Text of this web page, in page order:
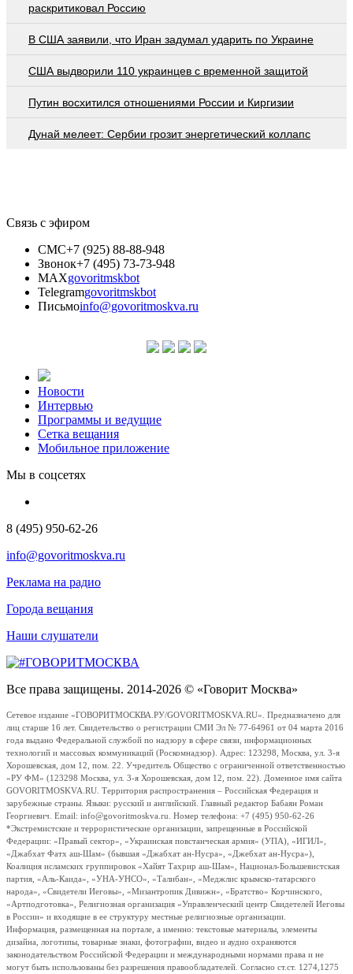
раскритиковал Россию
В США заявили, что Иран задумал ударить по Украине
США выдворили 110 украинцев с временной защитой
Путин восхитился отношениями России и Киргизии
Дунай мелеет: Сербии грозит энергетический коллапс
Связь с эфиром
СМС+7 (925) 88-88-948
Звонок+7 (495) 73-73-948
MAXgovoritmskbot
Telegramgovoritmskbot
Письмоinfo@govoritmoskva.ru
Новости
Интервью
Программы и ведущие
Сетка вещания
Мобильное приложение
Мы в соцсетях
8 (495) 950-62-26
info@govoritmoskva.ru
Реклама на радио
Города вещания
Наши слушатели
Все права защищены. 2014-2026 © «Говорит Москва»
Сетевое издание «ГОВОРИТМОСКВА.РУ/GOVORITMOSKVA.RU». Предназначено для
лиц старше 16 лет. Свидетельство о регистрации СМИ Эл № 77-64961 от 04 марта 2016
года выдано Федеральной службой по надзору в сфере связи, информационных
технологий и массовых коммуникаций (Роскомнадзор). Адрес: 123298, Москва, ул. 3-я
Хорошевская, дом 12, пом. 22. Учредитель Общество с ограниченной ответственностью
«РУ ФМ» (123298 Москва, ул. 3-я Хорошевская, дом 12, пом. 22). Доменное имя сайта
GOVORITMOSKVA.RU. Территория распространения – Российская Федерация и
зарубежные страны. Языки: русский и английский. Главный редактор Бабаян Роман
Георгиевич. Email: info@govoritmoskva.ru. Номер телефона: +7 (495) 950-62-26
*Экстремистские и террористические организации, запрещенные в Российской
Федерации: «Правый сектор», «Украинская повстанческая армия» (УПА), «ИГИЛ»,
«Джабхат Фатх аш-Шам» (бывшая «Джабхат ан-Нусра», «Джебхат ан-Нусра»),
Коалиция исламских группировок «Хайят Тахрир аш-Шам», Национал-Большевистская
партия, «Аль-Каида», «УНА-УНСО», «Талибан», «Меджлис крымско-татарского
народа», «Свидетели Иеговы», «Мизантропик Дивижн», «Братство» Корчинского,
«Артподготовка», Религиозная организация «Управленческий центр Свидетелей Иеговы
в России» и входящие в ее структуру местные религиозные организации.
Информация, размещенная на портале, а именно: текстовые материалы, элементы
дизайна, логотипы, товарные знаки, фотографии, видео и аудио охраняются
законодательством Российской Федерации и международными нормами права и не
могут быть использованы без разрешения правообладателей. Согласно ст.ст. 1274,1275